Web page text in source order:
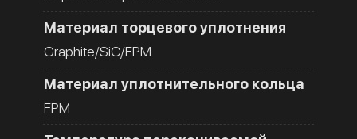
Материал торцевого уплотнения
Graphite/SiC/FPM
Материал уплотнительного кольца
FPM